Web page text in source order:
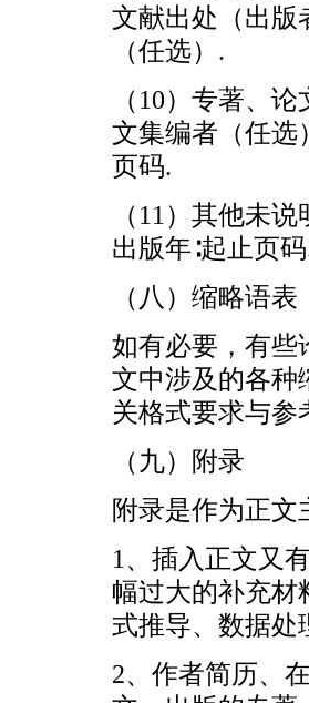
文献出处（出版
（任选）.
（10）专著、
文集编者（任选
页码.
（11）其他未
出版年∶起止页
（八）缩略语表
如有必要，有些
文中涉及的各种
关格式要求与参
（九）附录
附录是作为正
1、插入正文又
幅过大的补充材
式推导、数据处
2、作者简历、